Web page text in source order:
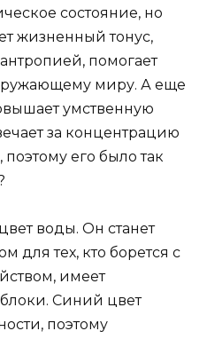
состояние, но
жизненный тонус,
помогает
миру. А еще
умственную
за концентрацию
его было так
воды. Он станет
для тех, кто борется с
имеет
Синий цвет
поэтому